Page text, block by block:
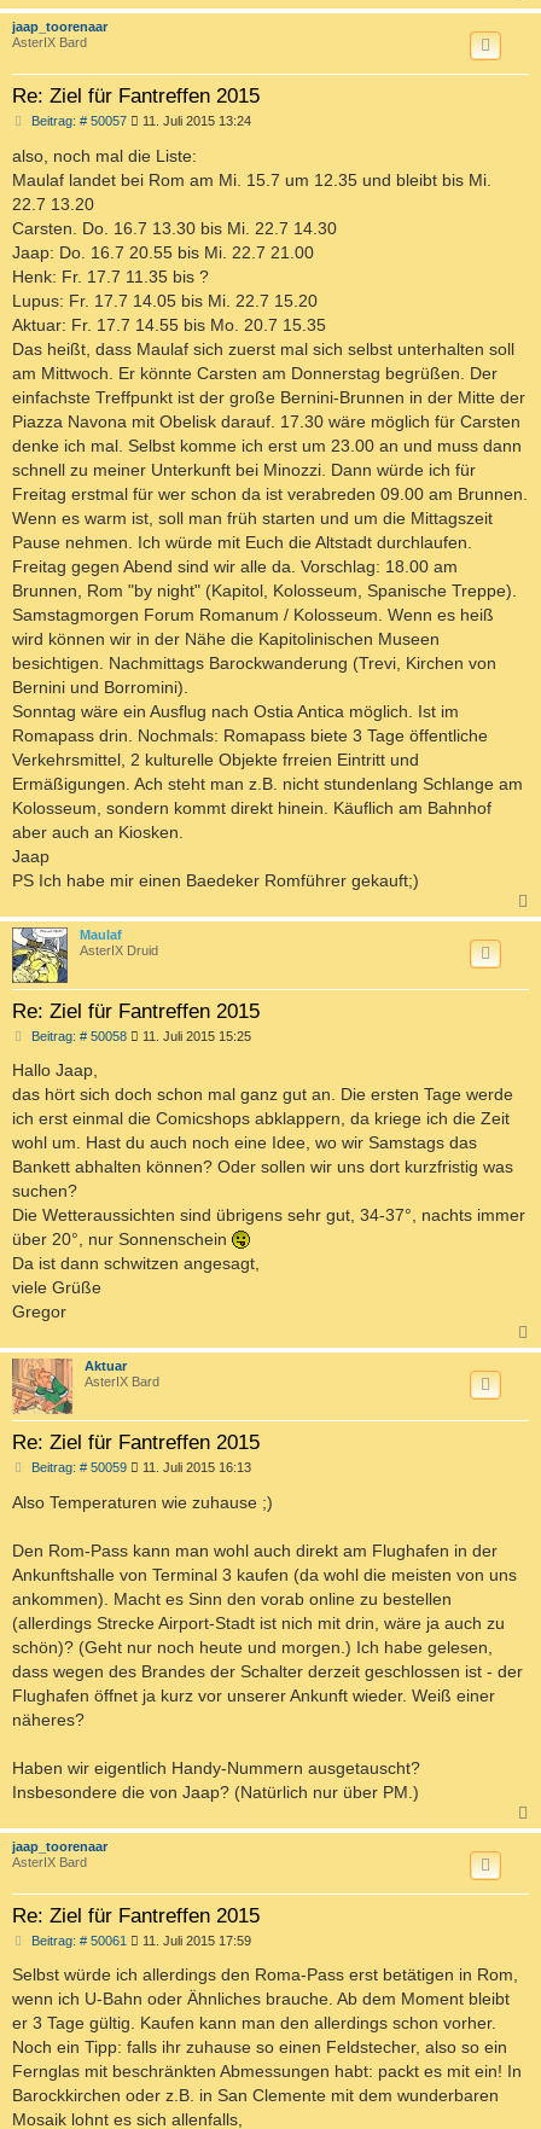
a
jaap_toorenaar
AsterIX Bard
Re: Ziel für Fantreffen 2015
Beitrag: # 50057B
r
11. Juli 2015 13:24
also, noch mal die Liste:
Maulaf landet bei Rom am Mi. 15.7 um 12.35 und bleibt bis Mi.
22.7 13.20
Carsten. Do. 16.7 13.30 bis Mi. 22.7 14.30
Jaap: Do. 16.7 20.55 bis Mi. 22.7 21.00
Henk: Fr. 17.7 11.35 bis ?
Lupus: Fr. 17.7 14.05 bis Mi. 22.7 15.20
Aktuar: Fr. 17.7 14.55 bis Mo. 20.7 15.35
Das heißt, dass Maulaf sich zuerst mal sich selbst unterhalten soll
am Mittwoch. Er könnte Carsten am Donnerstag begrüßen. Der
einfachste Treffpunkt ist der große Bernini-Brunnen in der Mitte der
Piazza Navona mit Obelisk darauf. 17.30 wäre möglich für Carsten
denke ich mal. Selbst komme ich erst um 23.00 an und muss dann
schnell zu meiner Unterkunft bei Minozzi. Dann würde ich für
Freitag erstmal für wer schon da ist verabreden 09.00 am Brunnen.
Wenn es warm ist, soll man früh starten und um die Mittagszeit
Pause nehmen. Ich würde mit Euch die Altstadt durchlaufen.
Freitag gegen Abend sind wir alle da. Vorschlag: 18.00 am
Brunnen, Rom "by night" (Kapitol, Kolosseum, Spanische Treppe).
Samstagmorgen Forum Romanum / Kolosseum. Wenn es heiß
wird können wir in der Nähe die Kapitolinischen Museen
besichtigen. Nachmittags Barockwanderung (Trevi, Kirchen von
Bernini und Borromini).
Sonntag wäre ein Ausflug nach Ostia Antica möglich. Ist im
Romapass drin. Nochmals: Romapass biete 3 Tage öffentliche
Verkehrsmittel, 2 kulturelle Objekte frreien Eintritt und
Ermäßigungen. Ach steht man z.B. nicht stundenlang Schlange am
Kolosseum, sondern kommt direkt hinein. Käuflich am Bahnhof
aber auch an Kiosken.
Jaap
PS Ich habe mir einen Baedeker Romführer gekauft;)
a
Maulaf
AsterIX Druid
Re: Ziel für Fantreffen 2015
Beitrag: # 50058B
r
a
g
11. Juli 2015 15:25
Hallo Jaap,
das hört sich doch schon mal ganz gut an. Die ersten Tage werde
ich erst einmal die Comicshops abklappern, da kriege ich die Zeit
wohl um. Hast du auch noch eine Idee, wo wir Samstags das
Bankett abhalten können? Oder sollen wir uns dort kurzfristig was
suchen?
Die Wetteraussichten sind übrigens sehr gut, 34-37°, nachts immer
über 20°, nur Sonnenschein
Da ist dann schwitzen angesagt,
viele Grüße
Gregor
a
Aktuar
AsterIX Bard
Re: Ziel für Fantreffen 2015
Beitrag: # 50059B
i
t
g
11. Juli 2015 16:13
Also Temperaturen wie zuhause ;)
Den Rom-Pass kann man wohl auch direkt am Flughafen in der
Ankunftshalle von Terminal 3 kaufen (da wohl die meisten von uns
ankommen). Macht es Sinn den vorab online zu bestellen
(allerdings Strecke Airport-Stadt ist nich mit drin, wäre ja auch zu
schön)? (Geht nur noch heute und morgen.) Ich habe gelesen,
dass wegen des Brandes der Schalter derzeit geschlossen ist - der
Flughafen öffnet ja kurz vor unserer Ankunft wieder. Weiß einer
näheres?
Haben wir eigentlich Handy-Nummern ausgetauscht?
Insbesondere die von Jaap? (Natürlich nur über PM.)
a
jaap_toorenaar
AsterIX Bard
Re: Ziel für Fantreffen 2015
Beitrag: # 50061 B
i
r
a
g
11. Juli 2015 17:59
Selbst würde ich allerdings den Roma-Pass erst betätigen in Rom,
wenn ich U-Bahn oder Ähnliches brauche. Ab dem Moment bleibt
er 3 Tage gültig. Kaufen kann man den allerdings schon vorher.
Noch ein Tipp: falls ihr zuhause so einen Feldstecher, also so ein
Fernglas mit beschränkten Abmessungen habt: packt es mit ein! In
Barockkirchen oder z.B. in San Clemente mit dem wunderbaren
Mosaik lohnt es sich allenfalls,